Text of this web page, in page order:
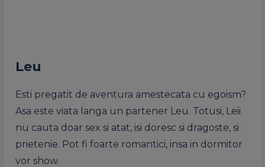
Leu
Esti pregatit de aventura amestecata cu egoism?
Asa este viata langa un partener Leu. Totusi, Leii
nu cauta doar sex si atat, isi doresc si dragoste, si
prietenie. Pot fi foarte romantici, insa in dormitor
vor show.